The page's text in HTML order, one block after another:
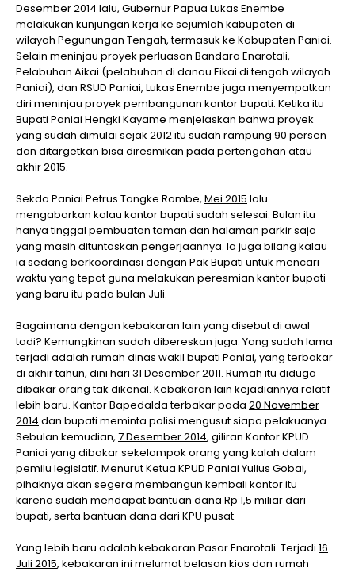
Desember 2014 lalu, Gubernur Papua Lukas Enembe
melakukan kunjungan kerja ke sejumlah kabupaten di
wilayah Pegunungan Tengah, termasuk ke Kabupaten Paniai.
Selain meninjau proyek perluasan Bandara Enarotali,
Pelabuhan Aikai (pelabuhan di danau Eikai di tengah wilayah
Paniai), dan RSUD Paniai, Lukas Enembe juga menyempatkan
diri meninjau proyek pembangunan kantor bupati. Ketika itu
Bupati Paniai Hengki Kayame menjelaskan bahwa proyek
yang sudah dimulai sejak 2012 itu sudah rampung 90 persen
dan ditargetkan bisa diresmikan pada pertengahan atau
akhir 2015.
Sekda Paniai Petrus Tangke Rombe, Mei 2015 lalu
mengabarkan kalau kantor bupati sudah selesai. Bulan itu
hanya tinggal pembuatan taman dan halaman parkir saja
yang masih dituntaskan pengerjaannya. Ia juga bilang kalau
ia sedang berkoordinasi dengan Pak Bupati untuk mencari
waktu yang tepat guna melakukan peresmian kantor bupati
yang baru itu pada bulan Juli.
Bagaimana dengan kebakaran lain yang disebut di awal
tadi? Kemungkinan sudah dibereskan juga. Yang sudah lama
terjadi adalah rumah dinas wakil bupati Paniai, yang terbakar
di akhir tahun, dini hari 31 Desember 2011. Rumah itu diduga
dibakar orang tak dikenal. Kebakaran lain kejadiannya relatif
lebih baru. Kantor Bapedalda terbakar pada 20 November
2014 dan bupati meminta polisi mengusut siapa pelakuanya.
Sebulan kemudian, 7 Desember 2014, giliran Kantor KPUD
Paniai yang dibakar sekelompok orang yang kalah dalam
pemilu legislatif. Menurut Ketua KPUD Paniai Yulius Gobai,
pihaknya akan segera membangun kembali kantor itu
karena sudah mendapat bantuan dana Rp 1,5 miliar dari
bupati, serta bantuan dana dari KPU pusat.
Yang lebih baru adalah kebakaran Pasar Enarotali. Terjadi 16
Juli 2015, kebakaran ini melumat belasan kios dan rumah